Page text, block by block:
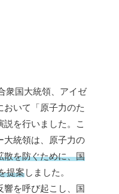
衆国大統領、アイゼ
おいて「原子力のた
を行いました。こ
大統領は、原子力の
散を防ぐために、国
提案しました。
響を呼び起こし、国